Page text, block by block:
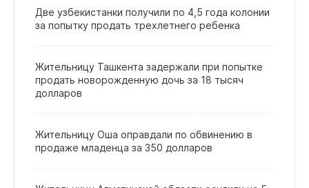
Две узбекистанки получили по 4,5 года колонии
за попытку продать трехлетнего ребенка
Жительницу Ташкента задержали при попытке
продать новорожденную дочь за 18 тысяч
долларов
Жительницу Оша оправдали по обвинению в
продаже младенца за 350 долларов